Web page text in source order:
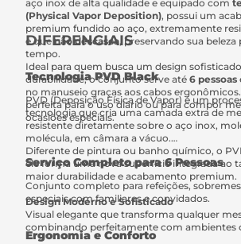
aço inox de alta qualidade e equipado com
(Physical Vapor Deposition), possui um
premium fundido ao aço, extremamente
e que não descasca, preservando sua
tempo.
Ideal para quem busca um design
durabilidade, o conjunto serve até 6 pessoas
no manuseio graças aos cabos
perfeita para o uso diário ou para compor
ocasiões especiais.
DIFERENCIAIS
Tecnologia PVD Black
PVD (Deposição Física de Vapor) é um
tecnologia que cria uma camada extra de
resistente diretamente sobre o aço inox,
molécula, em câmara a vácuo.
Diferente de pintura ou banho químico, o
ele forma uma nova superfície integrada ao
maior durabilidade e acabamento premium.
Design Moderno e Sofisticado
Visual elegante que transforma qualquer
combinando perfeitamente com ambientes
Serviço Completo para 6 Pessoas
Conjunto completo para refeições,
especiais com familiares e convidados.
Ergonomia e Conforto